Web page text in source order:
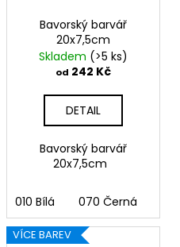
Bavorský barvář
20x7,5cm
Skladem (>5 ks)
od 242 Kč
DETAIL
Bavorský barvář
20x7,5cm
010 Bílá 070 Černá
VÍCE BAREV